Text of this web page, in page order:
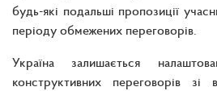
будь-які подальші пропозиції
періоду обмежених переговорів.
Україна залишається
конструктивних переговорів